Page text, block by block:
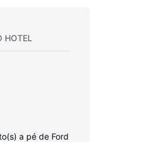
HOTEL
a pé de Ford